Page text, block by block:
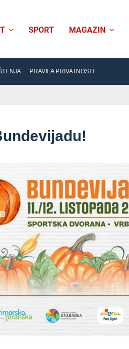
SPORT MAGAZIN
PRAVILA PRIVATNOSTI